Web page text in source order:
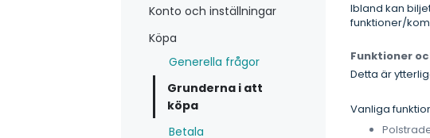
Konto och inställningar
Köpa
Generella frågor
Grunderna i att
köpa
Betala
Ibland kan
funktioner/
Funktioner
Detta är
Vanliga